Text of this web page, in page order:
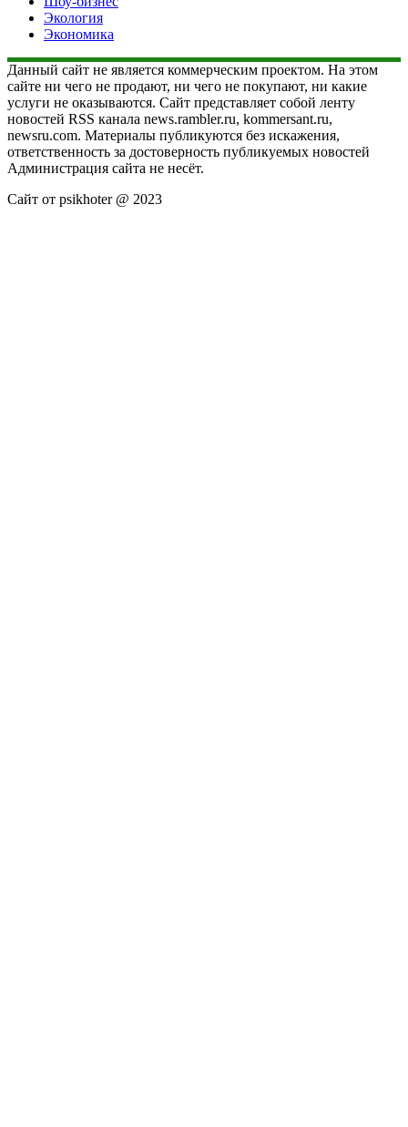
Экология
Экономика
Данный сайт не является коммерческим проектом. На этом
сайте ни чего не продают, ни чего не покупают, ни какие
услуги не оказываются. Сайт представляет собой ленту
новостей RSS канала news.rambler.ru, kommersant.ru,
newsru.com. Материалы публикуются без искажения,
ответственность за достоверность публикуемых новостей
Администрация сайта не несёт.
Сайт от psikhoter @ 2023